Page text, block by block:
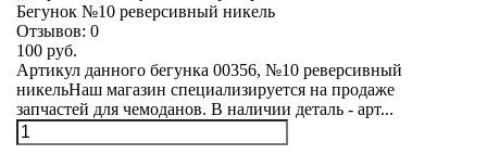
Бегунок №10 реверсивный никель
Отзывов: 0
100 руб.
Артикул данного бегунка 00356, №10 реверсивный
никельНаш магазин специализируется на продаже
запчастей для чемоданов. В наличии деталь - арт...